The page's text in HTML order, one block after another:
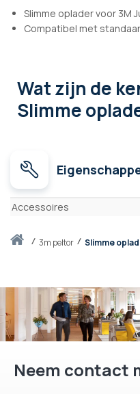
Thuis3m peltor Slimme
Slimme oplader voor 3M
Compatibel met
Wat zijn de
Slimme
Eigenschappen
Accessoires
Neem contact